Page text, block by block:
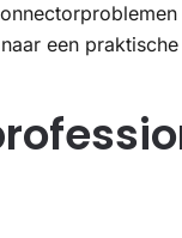
een